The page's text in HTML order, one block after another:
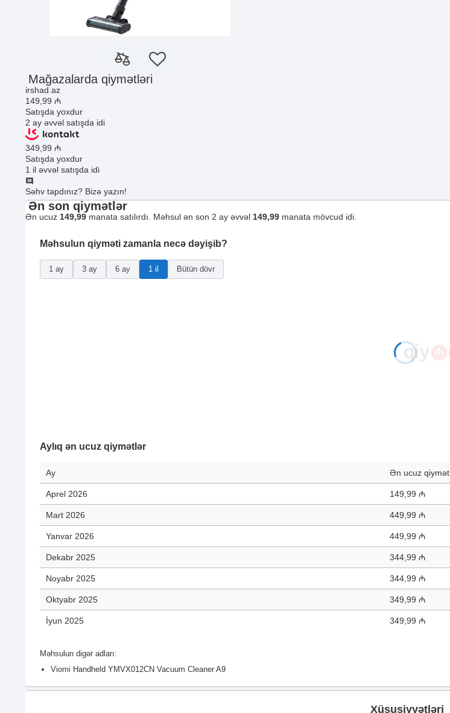
Mağazalarda qiymətləri
irshad.az
149 ,99 ₼
Satışda yoxdur
2 ay əvvəl satışda idi
349 ,99 ₼
Satışda yoxdur
1 il əvvəl satışda idi
Səhv tapdınız? Bizə yazın!
Ən son qiymətlər
Ən ucuz 149,99 manata satılırdı. Məhsul ən son 2 ay əvvəl 149,99 manata mövcud idi.
Məhsulun qiyməti zamanla necə dəyişib?
1 ay 3 ay 6 ay 1 il Bütün dövr
Aylıq ən ucuz qiymətlər
Ay Ən ucuz qiymət
Aprel 2026 149,99 ₼
Mart 2026 449,99 ₼
Yanvar 2026 449,99 ₼
Dekabr 2025 344,99 ₼
Noyabr 2025 344,99 ₼
Oktyabr 2025 349,99 ₼
İyun 2025 349,99 ₼
Məhsulun digər adları:
Viomi Handheld YMVX012CN Vacuum Cleaner A9
Xüsusiyyətləri